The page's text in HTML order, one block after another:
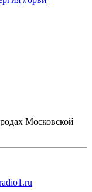
Московской